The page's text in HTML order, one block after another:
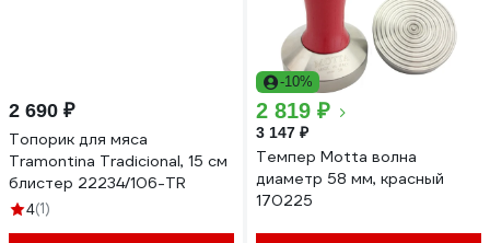
2 690 ₽
Топорик для мяса
Tramontina Tradicional, 15 см
блистер 22234/106-TR
4(1)
-10%
2 819 ₽
3 147 ₽
Темпер Motta волна
диаметр 58 мм, красный
170225